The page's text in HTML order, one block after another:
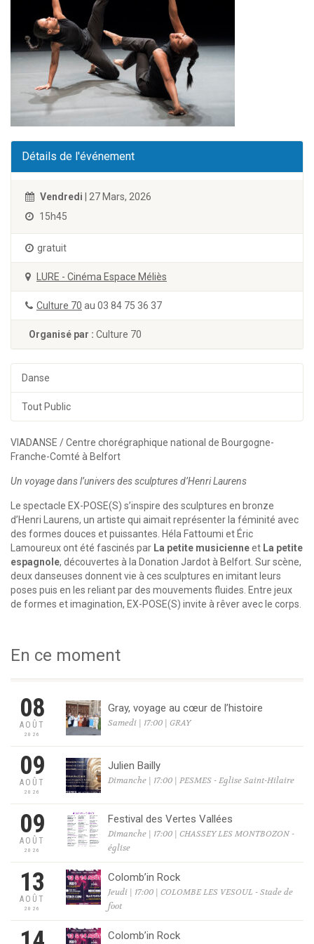
Détails de l'événement
Vendredi | 27 Mars, 2026
15h45
gratuit
LURE - Cinéma Espace Méliès
Culture 70 au 03 84 75 36 37
Organisé par : Culture 70
Danse
Tout Public
VIADANSE / Centre chorégraphique national de Bourgogne-
Franche-Comté à Belfort
Un voyage dans l’univers des sculptures d’Henri Laurens
Le spectacle EX-POSE(S) s’inspire des sculptures en bronze
d’Henri Laurens, un artiste qui aimait représenter la féminité avec
des formes douces et puissantes. Héla Fattoumi et Éric
Lamoureux ont été fascinés par La petite musicienneet La petite
espagnole, découvertes à la Donation Jardot à Belfort. Sur scène,
deux danseuses donnent vie à ces sculptures en imitant leurs
poses puis en les reliant par des mouvements fluides. Entre jeux
de formes et imagination, EX-POSE(S) invite à rêver avec le corps.
En ce moment
08
AOÛT
2026
Gray, voyage au cœur de l’histoire
Samedi | 17:00 | GRAY
09
AOÛT
2026
Julien Bailly
Dimanche | 17:00 | PESMES - Eglise Saint-Hilaire
09
AOÛT
2026
Festival des Vertes Vallées
Dimanche | 17:00 | CHASSEY LES MONTBOZON -
église
13
AOÛT
2026
Colomb’in Rock
Jeudi | 17:00 | COLOMBE LES VESOUL - Stade de
foot
Colomb’in Rock